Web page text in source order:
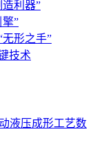
利器”
”
形之手”
技术
液压成形工艺数